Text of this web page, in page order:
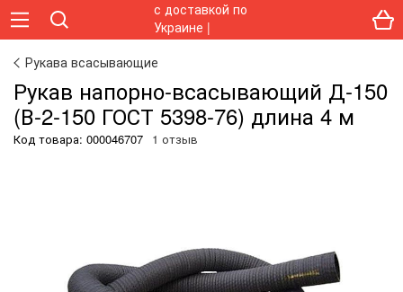
Рукава всасывающие
Рукав напорно-всасывающий Д-150
(В-2-150 ГОСТ 5398-76) длина 4 м
Код товара: 000046707 1 отзыв